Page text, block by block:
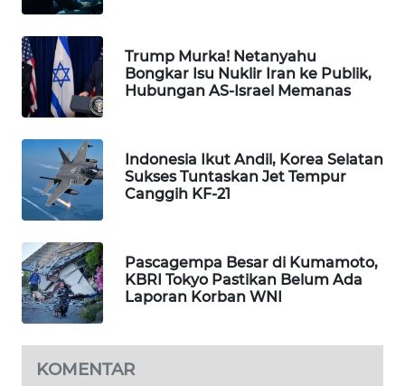
Trump Murka! Netanyahu
Bongkar Isu Nuklir Iran ke Publik,
Hubungan AS-Israel Memanas
Indonesia Ikut Andil, Korea Selatan
Sukses Tuntaskan Jet Tempur
Canggih KF-21
Pascagempa Besar di Kumamoto,
KBRI Tokyo Pastikan Belum Ada
Laporan Korban WNI
KOMENTAR
WAHANA
WAHANA
PERSONA
WAHANA
OTOMOTIF
WAHANA
WAHANA
DESA
WISATA
LAPAK